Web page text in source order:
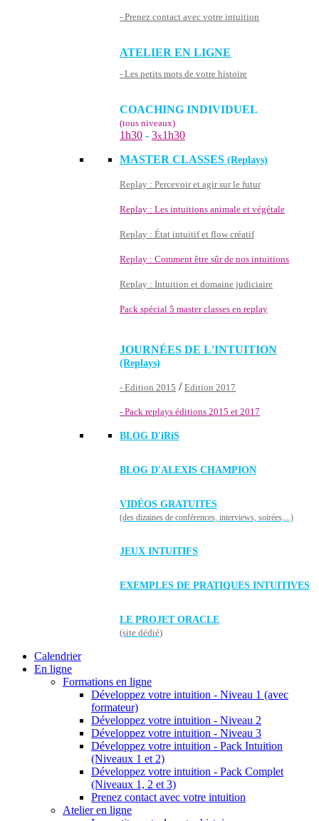
- Prenez contact avec votre intuition
ATELIER EN LIGNE
- Les petits mots de votre histoire
COACHING INDIVIDUEL
(tous niveaux)
1h30 - 3x1h30
MASTER CLASSES (Replays)
Replay : Percevoir et agir sur le futur
Replay : Les intuitions animale et végétale
Replay : État intuitif et flow créatif
Replay : Comment être sûr de nos intuitions
Replay : Intuition et domaine judiciaire
Pack spécial 5 master classes en replay
JOURNÉES DE L'INTUITION
(Replays)
- Edition 2015 / Edition 2017
- Pack replays éditions 2015 et 2017
BLOG D'iRiS
BLOG D'ALEXIS CHAMPION
VIDÉOS GRATUITES
(des dizaines de conférences, interviews, soirées,...)
JEUX INTUITIFS
EXEMPLES DE PRATIQUES INTUITIVES
LE PROJET ORACLE
(site dédié)
Calendrier
En ligne
Formations en ligne
Développez votre intuition - Niveau 1 (avec
formateur)
Développez votre intuition - Niveau 2
Développez votre intuition - Niveau 3
Développez votre intuition - Pack Intuition
(Niveaux 1 et 2)
Développez votre intuition - Pack Complet
(Niveaux 1, 2 et 3)
Prenez contact avec votre intuition
Atelier en ligne